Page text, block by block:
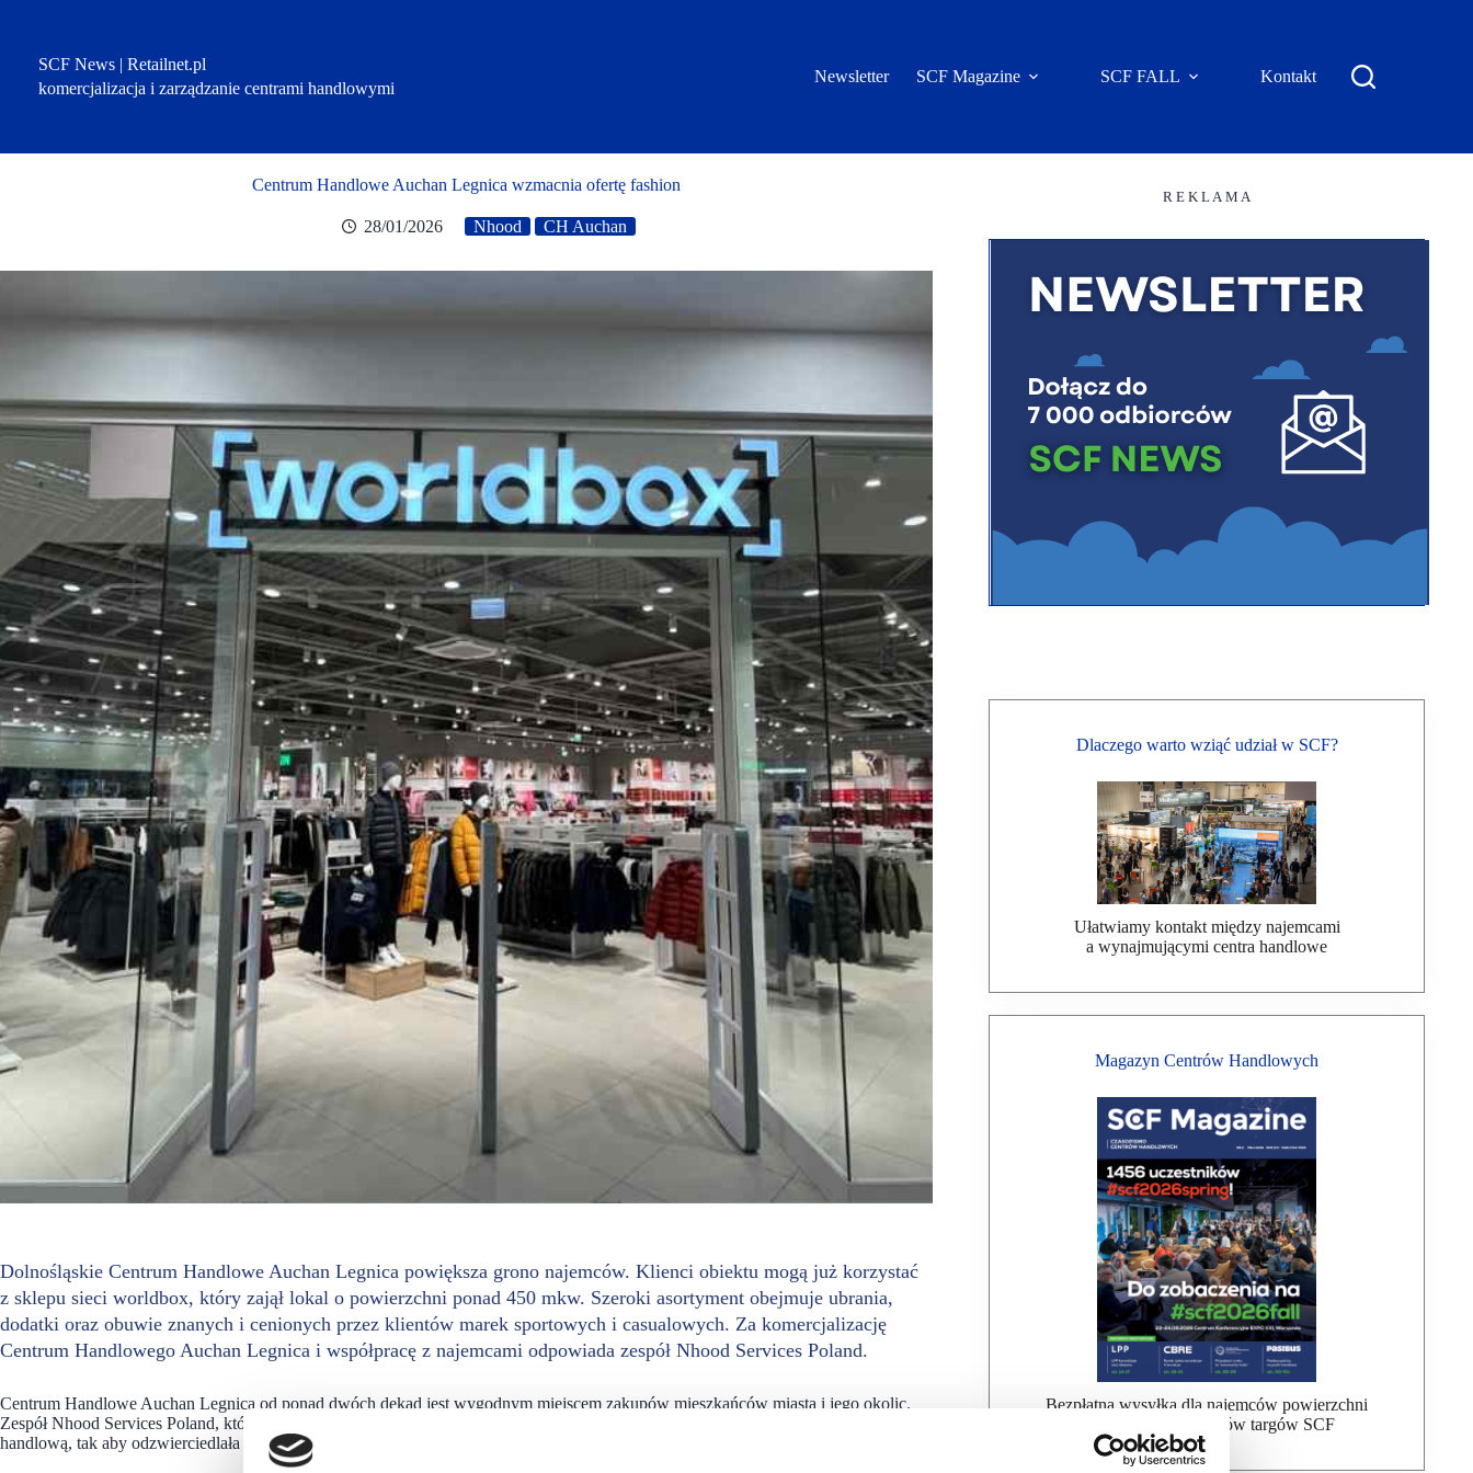
SCF News | Retailnet.pl
komercjalizacja i zarządzanie centrami handlowymi
Newsletter SCF Magazine SCF FALL Kontakt
Centrum Handlowe Auchan Legnica wzmacnia ofertę fashion
28/01/2026 Nhood CH Auchan
Dolnośląskie Centrum Handlowe Auchan Legnica powiększa grono najemców. Klienci obiektu mogą już korzystać
z sklepu sieci worldbox, który zajął lokal o powierzchni ponad 450 mkw. Szeroki asortyment obejmuje ubrania,
dodatki oraz obuwie znanych i cenionych przez klientów marek sportowych i casualowych. Za komercjalizację
Centrum Handlowego Auchan Legnica i współpracę z najemcami odpowiada zespół Nhood Services Poland.
Centrum Handlowe Auchan Legnica od ponad dwóch dekad jest wygodnym miejscem zakupów mieszkańców miasta i jego okolic.
Zespół Nhood Services Poland, który zarządza obiektem i odpowiada za jego komercjalizację rozwija dostępną w tym miejscu ofertę
handlową, tak aby odzwierciedlała oczekiwania klientów.
R E K L A M A
Dlaczego warto wziąć udział w SCF?
Ułatwiamy kontakt między najemcami
a wynajmującymi centra handlowe
Magazyn Centrów Handlowych
Bezpłatna wysyłka dla najemców powierzchni
handlowej, uczestników targów SCF